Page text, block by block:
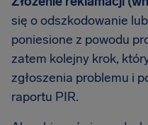
się o odszkodowanie
poniesione z powodu
zatem kolejny krok,
zgłoszenia problemu i
raportu PIR.